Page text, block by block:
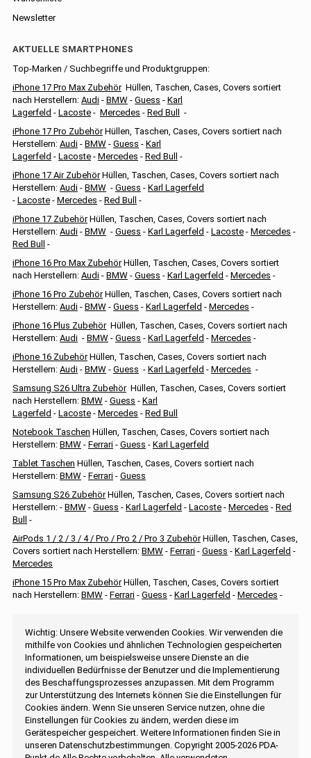
Newsletter
AKTUELLE SMARTPHONES
Top-Marken / Suchbegriffe und Produktgruppen:
iPhone 17 Pro Max ZubehörHüllen, Taschen, Cases, Covers sortiert
nach Herstellern: Audi - BMW - Guess - Karl
Lagerfeld - Lacoste - Mercedes - Red Bull
-
iPhone 17 Pro ZubehörHüllen, Taschen, Cases, Covers sortiert nach
Herstellern: Audi - BMW - Guess - Karl
Lagerfeld - Lacoste - Mercedes - Red Bull
-
iPhone 17 Air ZubehörHüllen, Taschen, Cases, Covers sortiert nach
Herstellern: Audi - BMW - Guess - Karl Lagerfeld
- Lacoste - Mercedes - Red Bull
-
iPhone 17 ZubehörHüllen, Taschen, Cases, Covers sortiert nach
Herstellern: Audi - BMW - Guess - Karl Lagerfeld - Lacoste - Mercedes -
Red Bull
-
iPhone 16 Pro Max ZubehörHüllen, Taschen, Cases, Covers sortiert
nach Herstellern: Audi - BMW - Guess - Karl Lagerfeld - Mercedes -
iPhone 16 Pro ZubehörHüllen, Taschen, Cases, Covers sortiert nach
Herstellern: Audi - BMW - Guess - Karl Lagerfeld - Mercedes -
iPhone 16 Plus ZubehörHüllen, Taschen, Cases, Covers sortiert nach
Herstellern: Audi - BMW - Guess - Karl Lagerfeld - Mercedes -
iPhone 16 ZubehörHüllen, Taschen, Cases, Covers sortiert nach
Herstellern: Audi - BMW - Guess - Karl Lagerfeld - Mercedes -
Samsung S26 Ultra ZubehörHüllen, Taschen, Cases, Covers sortiert
nach Herstellern: BMW - Guess - Karl
Lagerfeld - Lacoste - Mercedes - Red Bull
Notebook Taschen Hüllen, Taschen, Cases, Covers sortiert nach
Herstellern: BMW - Ferrari - Guess - Karl Lagerfeld
Tablet Taschen Hüllen, Taschen, Cases, Covers sortiert nach
Herstellern: BMW - Ferrari - Guess
Samsung S26 ZubehörHüllen, Taschen, Cases, Covers sortiert nach
Herstellern: - BMW - Guess - Karl Lagerfeld - Lacoste - Mercedes - Red
Bull
-
AirPods 1 / 2 / 3 / 4 / Pro / Pro 2 / Pro 3 ZubehörHüllen, Taschen, Cases,
Covers sortiert nach Herstellern: BMW - Ferrari - Guess - Karl Lagerfeld -
Mercedes
iPhone 15 Pro Max ZubehörHüllen, Taschen, Cases, Covers sortiert
nach Herstellern: BMW - Ferrari - Guess - Karl Lagerfeld - Mercedes -
Wichtig: Unsere Website verwenden Cookies. Wir verwenden die
mithilfe von Cookies und ähnlichen Technologien gespeicherten
Informationen, um beispielsweise unsere Dienste an die
individuellen Bedürfnisse der Benutzer und die Implementierung
des Beschaffungsprozesses anzupassen. Mit dem Programm
zur Unterstützung des Internets können Sie die Einstellungen für
Cookies ändern. Wenn Sie unseren Service nutzen, ohne die
Einstellungen für Cookies zu ändern, werden diese im
Gerätespeicher gespeichert. Weitere Informationen finden Sie in
unseren Datenschutzbestimmungen. Copyright 2005-2026 PDA-